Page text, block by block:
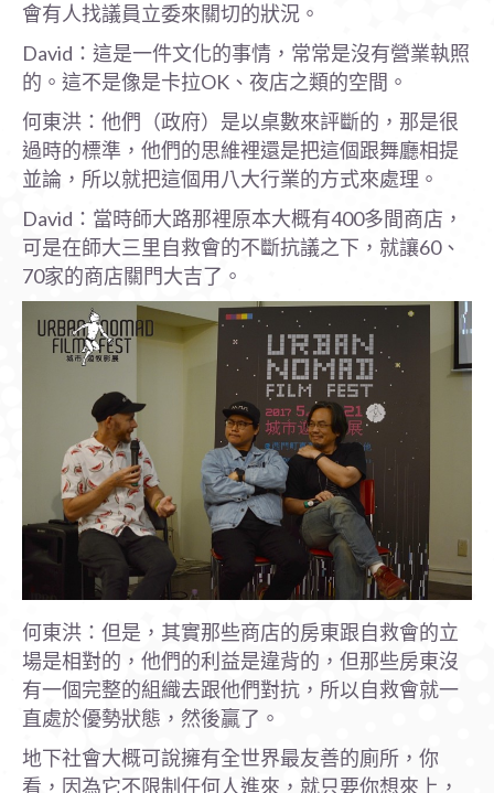
會有人找議員立委來關切的狀況。
David：這是一件文化的事情，常常是沒有營業執照
的。這不是像是卡拉OK、夜店之類的空間。
何東洪：他們（政府）是以桌數來評斷的，那是很
過時的標準，他們的思維裡還是把這個跟舞廳相提
並論，所以就把這個用八大行業的方式來處理。
David：當時師大路那裡原本大概有400多間商店，
可是在師大三里自救會的不斷抗議之下，就讓60、
70家的商店關門大吉了。
何東洪：但是，其實那些商店的房東跟自救會的立
場是相對的，他們的利益是違背的，但那些房東沒
有一個完整的組織去跟他們對抗，所以自救會就一
直處於優勢狀態，然後贏了。
地下社會大概可說擁有全世界最友善的廁所，你
看，因為它不限制任何人進來，就只要你想來上，